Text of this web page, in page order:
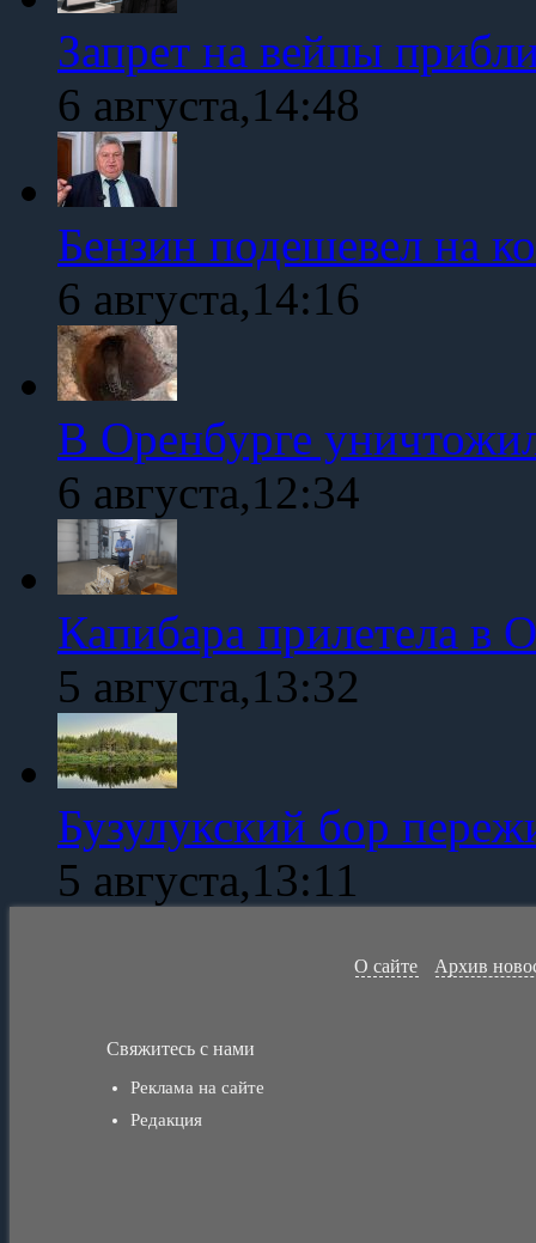
Запрет на вейпы
6 августа,14:48
Бензин подешевел на
6 августа,14:16
В Оренбурге
6 августа,12:34
Капибара прилетела в
5 августа,13:32
Бузулукский бор
5 августа,13:11
О сайте Архив
Свяжитесь с нами
Реклама на сайте
Редакция